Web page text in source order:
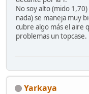
No soy alto (mido
nada) se maneja muy
cubre algo más el aire
problemas un topcase.
Yarkaya